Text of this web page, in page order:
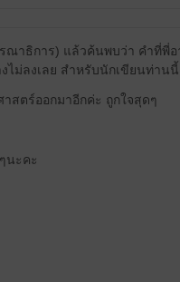
ณาธิการ) แล้วค้นพบว่า คำที่พี่
ไม่ลงเลย สำหรับนักเขียนท่านนี้
สตร์ออกมาอีกค่ะ ถูกใจสุดๆ
นะคะ